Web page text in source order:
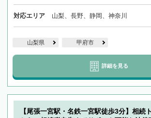
対応エリア 山梨、長野、静岡、神奈川
山梨県 甲府市
詳細を見る
【尾張一宮駅・名鉄一宮駅徒歩3分】相続